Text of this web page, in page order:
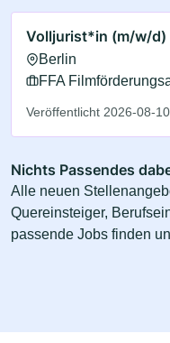
Volljurist*in (m/w/d)
Berlin
FFA
Veröffentlicht 2026-08-10
Nichts Passendes
Alle neuen
Quereinsteiger,
passende Jobs finden